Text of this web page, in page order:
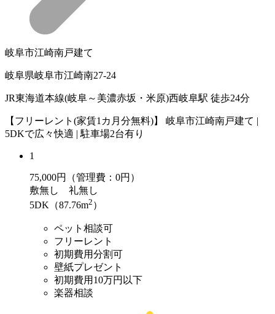
岐阜市江崎南戸建て
岐阜県岐阜市江崎南27-24
JR東海道本線(岐阜～美濃赤坂・米原)西岐阜駅 徒歩24分
【フリーレント(家賃1カ月分無料)】 岐阜市江崎南戸建て |
5DKで広々快適 | 駐車場2台有り
1
75,000円（管理費：0円）
敷無し 礼無し
5DK（87.76m2 ）
ペット相談可
フリーレント
初期費用分割可
壁紙プレゼント
初期費用10万円以下
楽器相談